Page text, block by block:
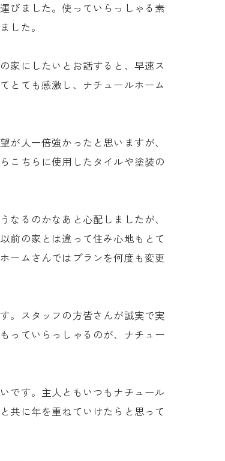
びました。使っていらっしゃる素
した。
家にしたいとお話すると、早速ス
とても感激し、ナチュールホーム
人一倍強かったと思いますが、
こちらに使用したタイルや塗装の
るのかなあと心配しましたが、
前の家とは違って住み心地もとて
ームさんではプランを何度も変更
。スタッフの方皆さんが誠実で実
っていらっしゃるのが、ナチュー
です。主人ともいつもナチュール
共に年を重ねていけたらと思って